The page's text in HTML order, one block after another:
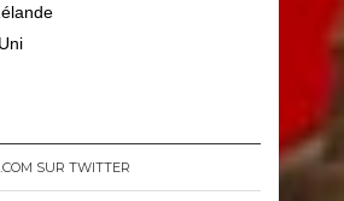
SUR TWITTER